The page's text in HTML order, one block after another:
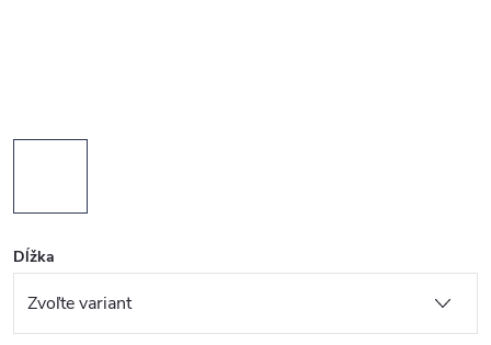
Dĺžka